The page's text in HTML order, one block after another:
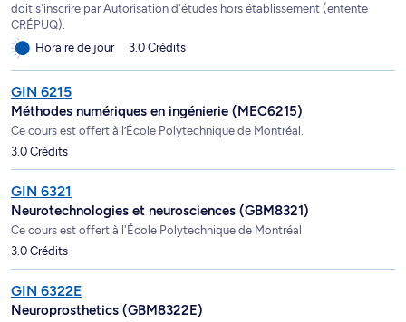
doit s'inscrire par Autorisation d'études hors établissement (entente
CRÉPUQ).
Horaire de jour
3.0 Crédits
GIN 6215
Méthodes numériques en ingénierie (MEC6215)
Ce cours est offert à l’École Polytechnique de Montréal.
3.0 Crédits
GIN 6321
Neurotechnologies et neurosciences (GBM8321)
Ce cours est offert à l'École Polytechnique de Montréal
3.0 Crédits
GIN 6322E
Neuroprosthetics (GBM8322E)